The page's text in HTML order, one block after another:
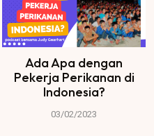
Ada Apa dengan
Pekerja Perikanan di
Indonesia?
03/02/2023